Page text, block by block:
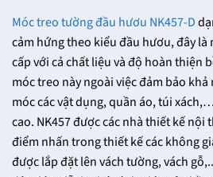
Móc treo tường đầu hươu NK457-D
cảm hứng theo kiểu đầu hươu, đây là
cấp với cả chất liệu và độ hoàn thiện
móc treo này ngoài việc đảm bảo
móc các vật dụng, quần áo, túi
cao. NK457 được các nhà thiết kế
điểm nhấn trong thiết kế các không
được lắp đặt lên vách tường, vách